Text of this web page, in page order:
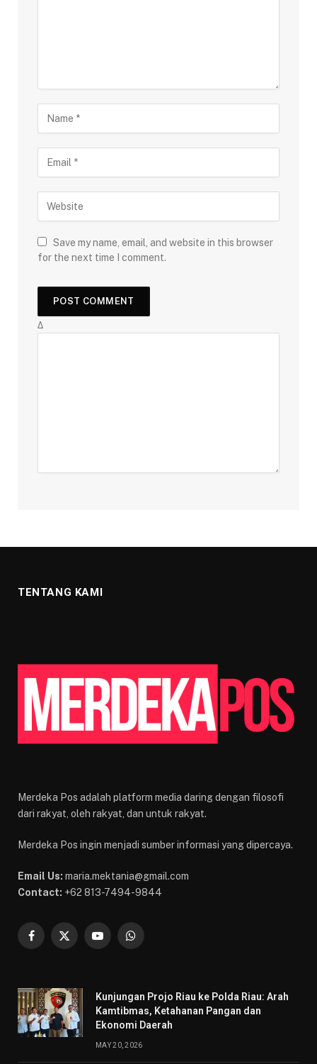
Save my name, email, and website in this browser
for the next time I comment.
Δ
TENTANG KAMI
Merdeka Pos adalah platform media daring dengan filosofi
dari rakyat, oleh rakyat, dan untuk rakyat.
Merdeka Pos ingin menjadi sumber informasi yang dipercaya.
Email Us: maria.mektania@gmail.com
Contact: +62 813-7494-9844
Facebook
X
YouTubeWhatsApp
Kunjungan Projo Riau ke Polda Riau: Arah
Kamtibmas, Ketahanan Pangan dan
Ekonomi Daerah
MAY 20, 2026